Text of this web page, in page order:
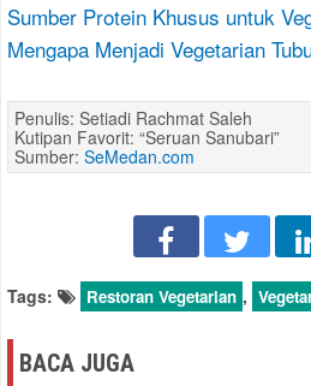
Sumber Protein Khusus untuk
Mengapa Menjadi Vegetarian
Penulis: Setiadi Rachmat Saleh
Kutipan Favorit: “Seruan Sanubari”
Sumber: SeMedan.com
Tags: Restoran Vegetarian ,
BACA JUGA